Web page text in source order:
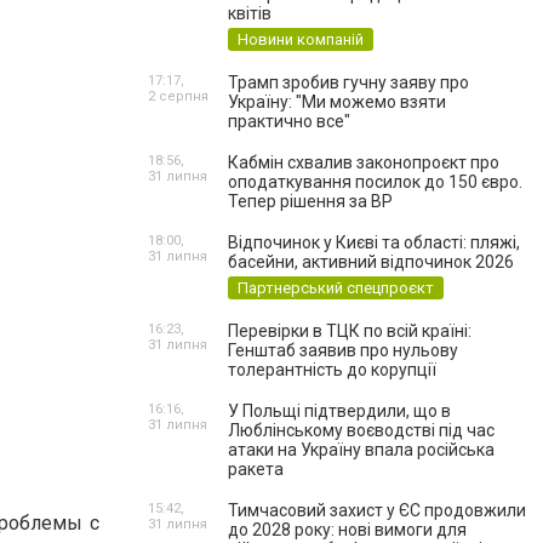
с
квітів
Новини компаній
Трамп зробив гучну заяву про
Україну: "Ми можемо взяти
практично все"
17:17,
2 серпня
Кабмін схвалив законопроєкт про
оподаткування посилок до 150 євро.
Тепер рішення за ВР
18:56,
31 липня
Відпочинок у Києві та області: пляжі,
басейни, активний відпочинок 2026
Партнерський спецпроєкт
18:00,
31 липня
Перевірки в ТЦК по всій країні:
Генштаб заявив про нульову
толерантність до корупції
16:23,
31 липня
У Польщі підтвердили, що в
Люблінському воєводстві під час
атаки на Україну впала російська
ракета
16:16,
31 липня
Тимчасовий захист у ЄС продовжили
до 2028 року: нові вимоги для
15:42,
31 липня